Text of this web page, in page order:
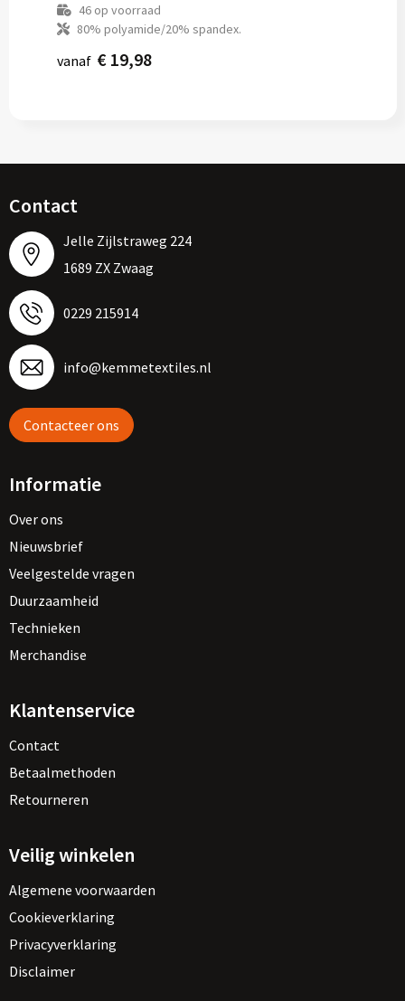
46op voorraad
80% polyamide/20% spandex.
vanaf € 19,98
Contact
Jelle Zijlstraweg 224
1689 ZX Zwaag
0229 215914
info@kemmetextiles.nl
Contacteer ons
Informatie
Over ons
Nieuwsbrief
Veelgestelde vragen
Duurzaamheid
Technieken
Merchandise
Klantenservice
Contact
Betaalmethoden
Retourneren
Veilig winkelen
Algemene voorwaarden
Cookieverklaring
Privacyverklaring
Disclaimer